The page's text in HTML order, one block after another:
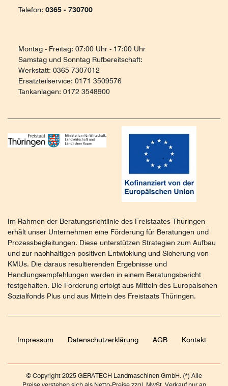
Telefon: 0365 - 730700
Montag - Freitag: 07:00 Uhr - 17:00 Uhr
Samstag und Sonntag Rufbereitschaft:
Werkstatt: 0365 7307012
Ersatzteilservice: 0171 3509576
Tankanlagen: 0172 3548900
Im Rahmen der Beratungsrichtlinie des Freistaates Thüringen
erhält unser Unternehmen eine Förderung für Beratungen und
Prozessbegleitungen. Diese unterstützen Strategien zum Aufbau
und zur nachhaltigen positiven Entwicklung und Sicherung von
KMUs. Die daraus resultierenden Ergebnisse und
Handlungsempfehlungen werden in einem Beratungsbericht
festgehalten. Die Förderung erfolgt aus Mitteln des Europäischen
Sozialfonds Plus und aus Mitteln des Freistaats Thüringen.
Impressum Daten­schutz­erklärung AGB Kontakt
© Copyright 2025 GERATECH Landmaschinen GmbH. (*) Alle